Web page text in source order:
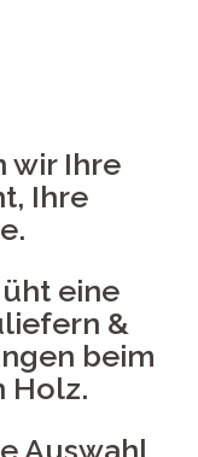
wir Ihre
Ihre
eine
&
beim
Holz.
Auswahl